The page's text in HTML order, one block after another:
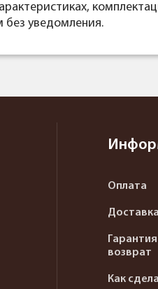
без уведомления.
Оплата
Доставка
Гарантия
возврат
Как